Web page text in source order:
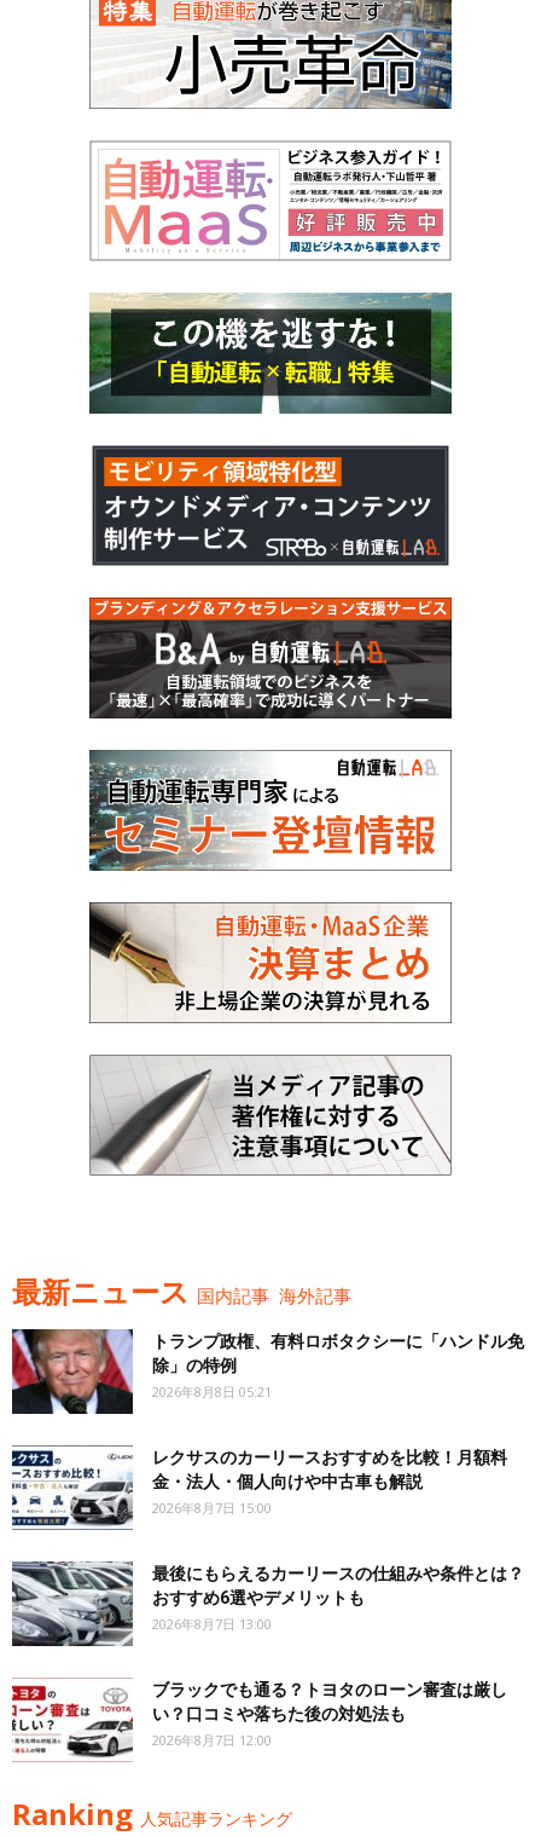
最新ニュース 国内記事 海外記事
トランプ政権、有料ロボタクシーに「ハンドル免
除」の特例
2026年8月8日 05:21
レクサスのカーリースおすすめを比較！月額料
金・法人・個人向けや中古車も解説
2026年8月7日 15:00
最後にもらえるカーリースの仕組みや条件とは？
おすすめ6選やデメリットも
2026年8月7日 13:00
ブラックでも通る？トヨタのローン審査は厳し
い？口コミや落ちた後の対処法も
2026年8月7日 12:00
Ranking 人気記事ランキング